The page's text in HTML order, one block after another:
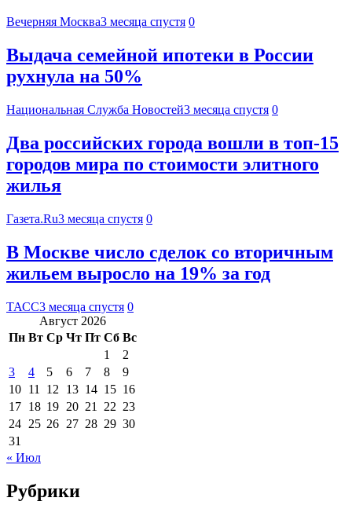
Вечерняя Москва3 месяца спустя 0
Выдача семейной ипотеки в России
рухнула на 50%
Национальная Служба Новостей3 месяца спустя 0
Два российских города вошли в топ-15
городов мира по стоимости элитного
жилья
Газета.Ru3 месяца спустя 0
В Москве число сделок со вторичным
жильем выросло на 19% за год
ТАСС3 месяца спустя 0
Август 2026
Пн Вт Ср Чт Пт Сб Вс
1
2
3
4 5 6 7 8
9
10 11 12 13 14 15 16
17 18 19 20 21 22 23
24 25 26 27 28 29 30
31
« Июл
Рубрики